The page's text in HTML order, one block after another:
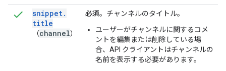
snippet.
title
（channel）
必須。チャンネルのタイトル。
ユーザーがチャンネルに関するコメ
ントを編集または削除している場
合、API クライアントはチャンネルの
名前を表示する必要があります。